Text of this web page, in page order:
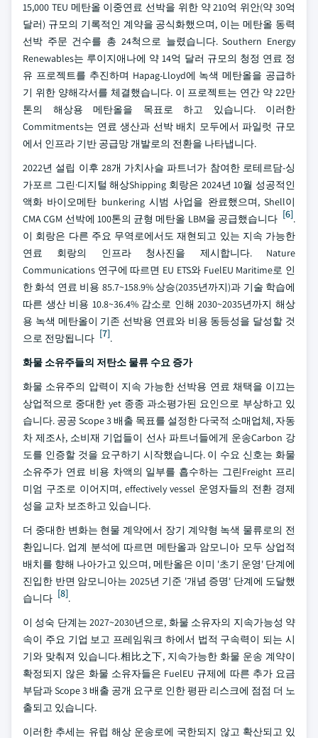
15,000 TEU 메탄올 이중연료 선박을 위한 약 210억 위안(약 30억
달러) 규모의 기록적인 계약을 공식화했으며, 이는 메탄올 동력
선박 주문 건수를 총 24척으로 늘렸습니다. Southern Energy
Renewables는 루이지애나에 약 14억 달러 규모의 청정 연료 정
유 프로젝트를 추진하며 Hapag-Lloyd에 녹색 메탄올을 공급하
기 위한 양해각서를 체결했습니다. 이 프로젝트는 연간 약 22만
톤의 해상용 메탄올을 목표로 하고 있습니다. 이러한
Commitments는 연료 생산과 선박 배치 모두에서 파일럿 규모
에서 인프라 기반 공급망 개발로의 전환을 나타냅니다.
2022년 설립 이후 28개 가치사슬 파트너가 참여한 로테르담-싱
가포르 그린·디지털 해상Shipping 회랑은 2024년 10월 성공적인
액화 바이오메탄 bunkering 시범 사업을 완료했으며, Shell이
CMA CGM 선박에 100톤의 균형 메탄올 LBM을 공급했습니다 [6].
이 회랑은 다른 주요 무역로에서도 재현되고 있는 지속 가능한
연료 회랑의 인프라 청사진을 제시합니다. Nature
Communications 연구에 따르면 EU ETS와 FuelEU Maritime로 인
한 화석 연료 비용 85.7~158.9% 상승(2035년까지)과 기술 학습에
따른 생산 비용 10.8~36.4% 감소로 인해 2030~2035년까지 해상
용 녹색 메탄올이 기존 선박용 연료와 비용 동등성을 달성할 것
으로 전망됩니다 [7].
화물 소유주들의 저탄소 물류 수요 증가
화물 소유주의 압력이 지속 가능한 선박용 연료 채택을 이끄는
상업적으로 중대한 yet 종종 과소평가된 요인으로 부상하고 있
습니다. 공공 Scope 3 배출 목표를 설정한 다국적 소매업체, 자동
차 제조사, 소비재 기업들이 선사 파트너들에게 운송Carbon 강
도를 인증할 것을 요구하기 시작했습니다. 이 수요 신호는 화물
소유주가 연료 비용 차액의 일부를 흡수하는 그린Freight 프리
미엄 구조로 이어지며, effectively vessel 운영자들의 전환 경제
성을 교차 보조하고 있습니다.
더 중대한 변화는 현물 계약에서 장기 계약형 녹색 물류로의 전
환입니다. 업계 분석에 따르면 메탄올과 암모니아 모두 상업적
배치를 향해 나아가고 있으며, 메탄올은 이미 '초기 운영' 단계에
진입한 반면 암모니아는 2025년 기준 '개념 증명' 단계에 도달했
습니다 [8].
이 성숙 단계는 2027~2030년으로, 화물 소유자의 지속가능성 약
속이 주요 기업 보고 프레임워크 하에서 법적 구속력이 되는 시
기와 맞춰져 있습니다.相比之下, 지속가능한 화물 운송 계약이
확정되지 않은 화물 소유자들은 FuelEU 규제에 따른 추가 요금
부담과 Scope 3 배출 공개 요구로 인한 평판 리스크에 점점 더 노
출되고 있습니다.
이러한 추세는 유럽 해상 운송로에 국한되지 않고 확산되고 있